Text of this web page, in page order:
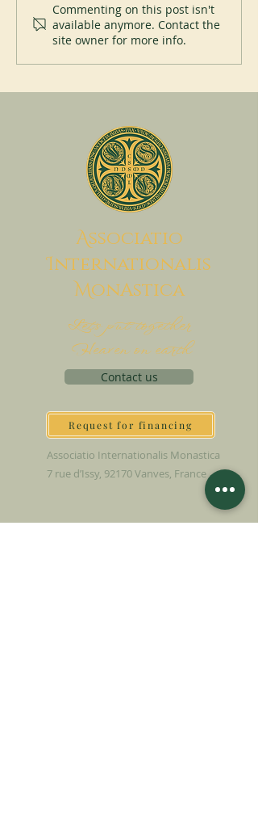
Commenting on this post isn't
available anymore. Contact the
site owner for more info.
Associatio
Internationalis
MonAstica
Let's put together
Heaven on earth
Contact us
Request for financing
Associatio Internationalis Monastica
7 rue d’Issy, 92170 Vanves, France